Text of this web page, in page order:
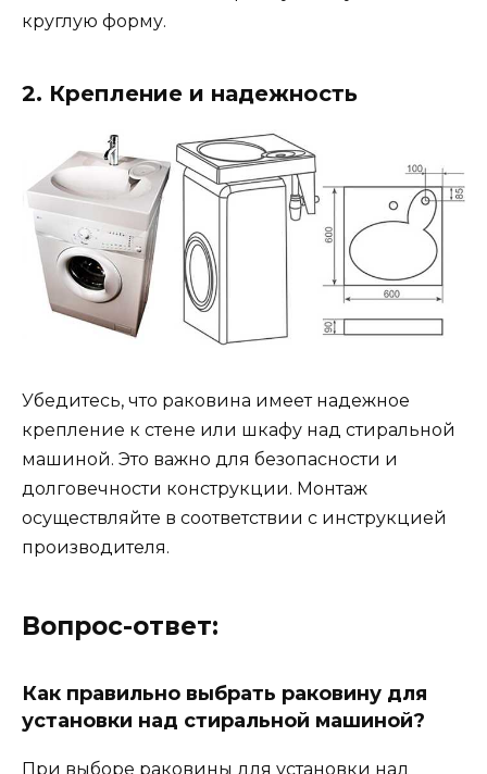
круглую форму.
2. Крепление и надежность
Убедитесь, что раковина имеет надежное
крепление к стене или шкафу над стиральной
машиной. Это важно для безопасности и
долговечности конструкции. Монтаж
осуществляйте в соответствии с инструкцией
производителя.
Вопрос-ответ:
Как правильно выбрать раковину для
установки над стиральной машиной?
При выборе раковины для установки над